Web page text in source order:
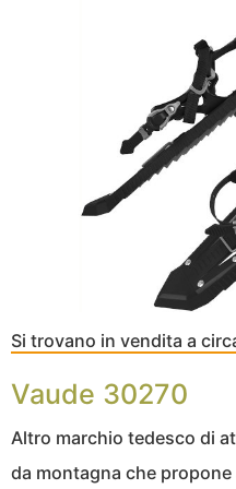
Si trovano in vendita a
Vaude 30270
Altro marchio tedesco di
da montagna che